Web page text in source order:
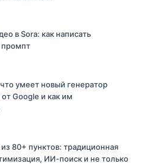
в Sora: как написать
умеет новый генератор
Google и как им
80+ пунктов: традиционная
ИИ-поиск и не только